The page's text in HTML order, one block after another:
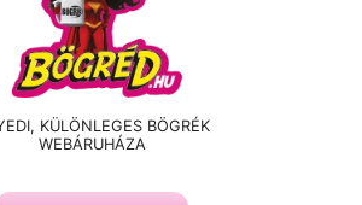
KÜLÖNLEGES BÖGRÉK
WEBÁRUHÁZA